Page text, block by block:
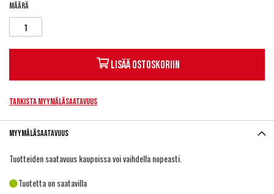
Määrä
Lisää ostoskoriin
Tarkista myymäläsaatavuus
Myymäläsaatavuus
Tuotteiden saatavuus kaupoissa voi vaihdella nopeasti.
Tuotetta on saatavilla